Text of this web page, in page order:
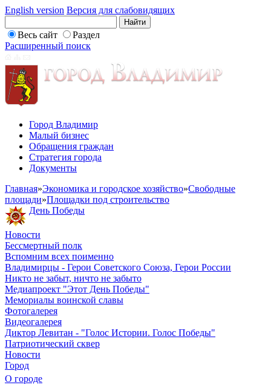
English version Версия для слабовидящих
Весь сайт
Раздел
Расширенный поиск
Город Владимир
Малый бизнес
Обращения граждан
Стратегия города
Документы
Главная»Экономика и городское хозяйство»Свободные
площади»Площадки под строительство
День Победы
Новости
Бессмертный полк
Вспомним всех поименно
Владимирцы - Герои Советского Союза, Герои России
Никто не забыт, ничто не забыто
Медиапроект "Этот День Победы"
Мемориалы воинской славы
Фотогалерея
Видеогалерея
Диктор Левитан - "Голос Истории. Голос Победы"
Патриотический сквер
Новости
Город
О городе